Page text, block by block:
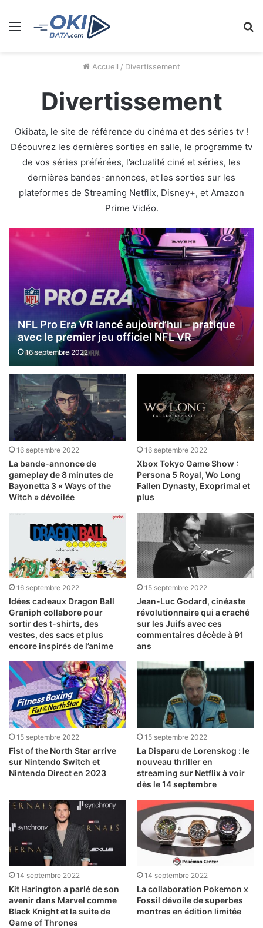
Menu
Accueil / Divertissement
Divertissement
Okibata, le site de référence du cinéma et des séries tv !
Découvrez les dernières sorties en salle, le programme tv
de vos séries préférées, l’actualité ciné et séries, les
dernières bandes-annonces, et les sorties sur les
plateformes de Streaming Netflix, Disney+, et Amazon
Prime Vidéo.
NFL Pro Era VR lancé aujourd’hui – pratique
avec le premier jeu officiel NFL VR
16 septembre 2022
16 septembre 2022
La bande-annonce de
gameplay de 8 minutes de
Bayonetta 3 « Ways of the
Witch » dévoilée
16 septembre 2022
Xbox Tokyo Game Show :
Persona 5 Royal, Wo Long
Fallen Dynasty, Exoprimal et
plus
16 septembre 2022
Idées cadeaux Dragon Ball
Graniph collabore pour
sortir des t-shirts, des
vestes, des sacs et plus
encore inspirés de l’anime
15 septembre 2022
Jean-Luc Godard, cinéaste
révolutionnaire qui a craché
sur les Juifs avec ces
commentaires décède à 91
ans
15 septembre 2022
Fist of the North Star arrive
sur Nintendo Switch et
Nintendo Direct en 2023
15 septembre 2022
La Disparu de Lorenskog : le
nouveau thriller en
streaming sur Netflix à voir
dès le 14 septembre
14 septembre 2022
Kit Harington a parlé de son
avenir dans Marvel comme
Black Knight et la suite de
Game of Thrones
14 septembre 2022
La collaboration Pokemon x
Fossil dévoile de superbes
montres en édition limitée